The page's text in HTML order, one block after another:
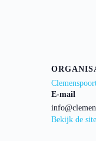
E-mail
Bekijk de